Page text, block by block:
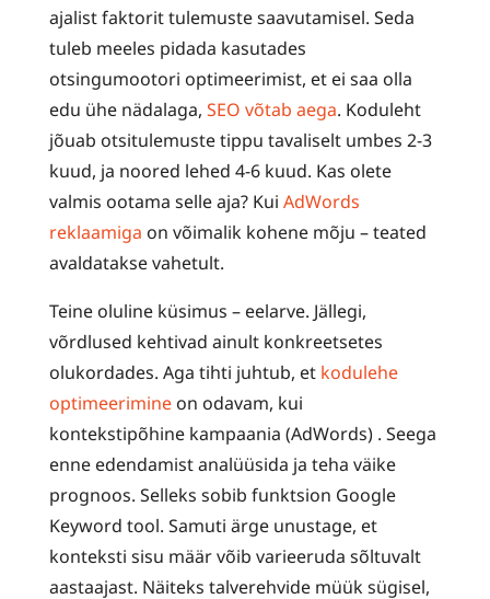
ajalist faktorit tulemuste saavutamisel. Seda
tuleb meeles pidada kasutades
otsingumootori optimeerimist, et ei saa olla
edu ühe nädalaga, SEO võtab aega. Koduleht
jõuab otsitulemuste tippu tavaliselt umbes 2-3
kuud, ja noored lehed 4-6 kuud. Kas olete
valmis ootama selle aja? Kui AdWords
reklaamiga on võimalik kohene mõju – teated
avaldatakse vahetult.
Teine oluline küsimus – eelarve. Jällegi,
võrdlused kehtivad ainult konkreetsetes
olukordades. Aga tihti juhtub, et kodulehe
optimeerimineon odavam, kui
kontekstipõhine kampaania (AdWords) . Seega
enne edendamist analüüsida ja teha väike
prognoos. Selleks sobib funktsion Google
Keyword tool. Samuti ärge unustage, et
konteksti sisu määr võib varieeruda sõltuvalt
aastaajast. Näiteks talverehvide müük sügisel,